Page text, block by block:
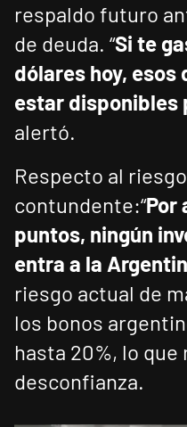
respaldo futuro
de deuda. “Si te
dólares hoy, esos
estar disponibles
alertó.
Respecto al
contundente:“Por
puntos, ningún
entra a la
riesgo actual de
los bonos
hasta 20%, lo
desconfianza.